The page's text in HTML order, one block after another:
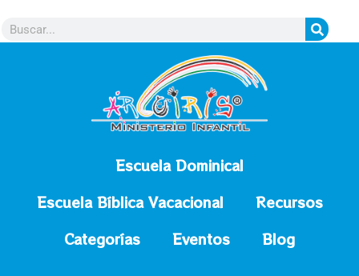
Escuela Dominical
Escuela Bíblica Vacacional
Recursos
Categorías
Eventos Blog